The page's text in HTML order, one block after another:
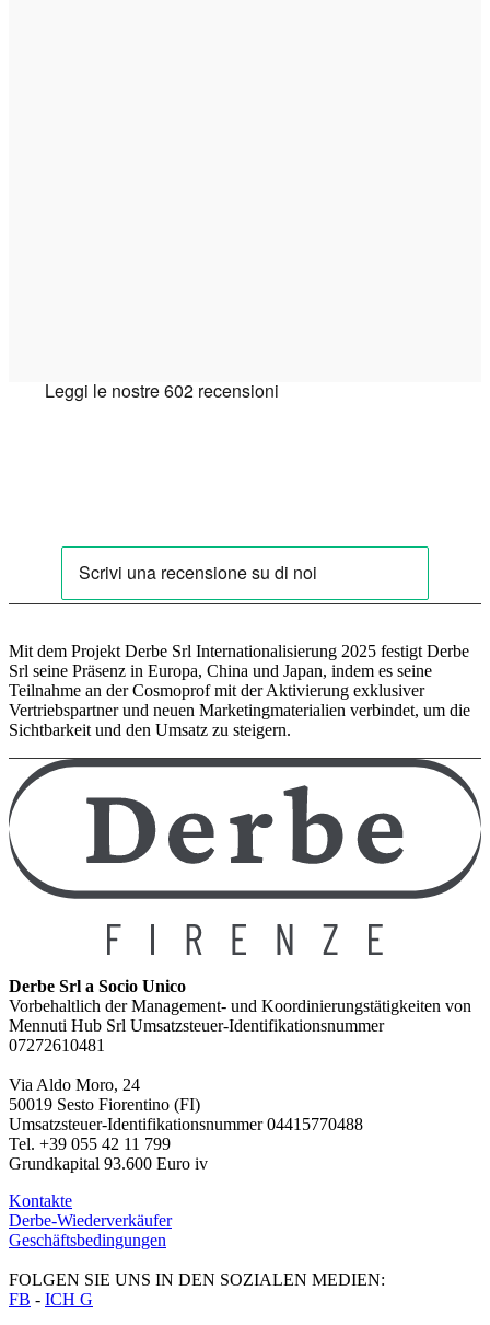
Mit dem Projekt Derbe Srl Internationalisierung 2025 festigt Derbe
Srl seine Präsenz in Europa, China und Japan, indem es seine
Teilnahme an der Cosmoprof mit der Aktivierung exklusiver
Vertriebspartner und neuen Marketingmaterialien verbindet, um die
Sichtbarkeit und den Umsatz zu steigern.
Derbe Srl a Socio Unico
Vorbehaltlich der Management- und Koordinierungstätigkeiten von
Mennuti Hub Srl Umsatzsteuer-Identifikationsnummer
07272610481
Via Aldo Moro, 24
50019 Sesto Fiorentino (FI)
Umsatzsteuer-Identifikationsnummer 04415770488
Tel. +39 055 42 11 799
Grundkapital 93.600 Euro iv
Kontakte
Derbe-Wiederverkäufer
Geschäftsbedingungen
FOLGEN SIE UNS IN DEN SOZIALEN MEDIEN:
FB - ICH G